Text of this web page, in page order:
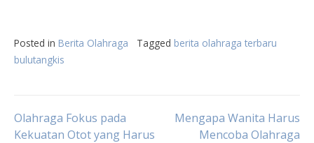
Posted in Berita Olahraga Tagged berita olahraga terbaru
bulutangkis
Post
Olahraga Fokus pada
Kekuatan Otot yang Harus
Mengapa Wanita Harus
Mencoba Olahraga